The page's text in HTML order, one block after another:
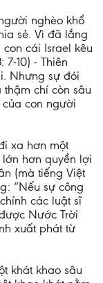
nghèo khổ
sẻ. Vì đã lắng
cái Israel kêu
10) - Thiên
Nhưng sự đói
chí còn sâu
con người
xa hơn một
lớn hơn quyền lợi
(mà tiếng Việt
“Nếu sự công
các luật sĩ
Nước Trời
xuất phát từ
khát khao sâu